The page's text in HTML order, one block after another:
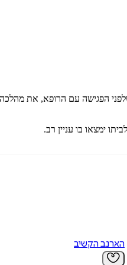
הפגישה עם הרופא, את מהלכה
ימצאו בו עניין רב.
הארנב הקשיב